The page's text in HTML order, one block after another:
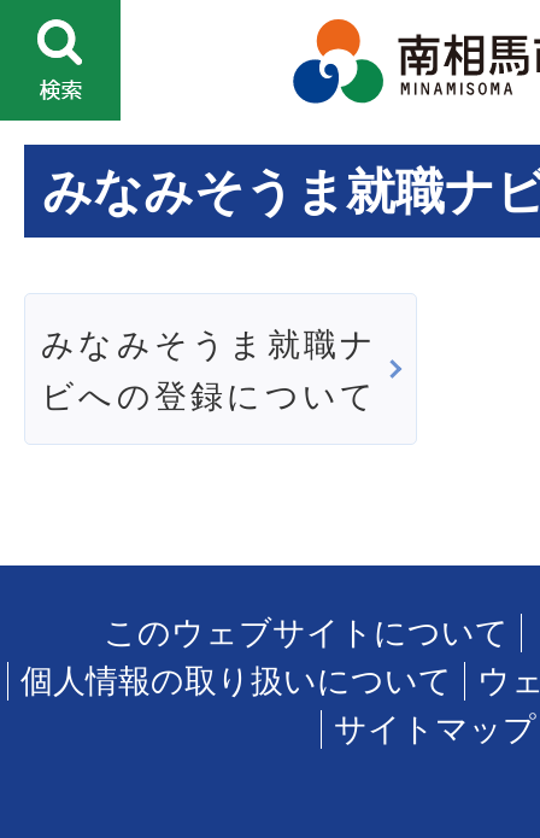
みなみそうま就職ナ
みなみそうま就職ナ
ビへの登録について
このウェブサイトについて
個人情報の取り扱いについて
ウ
サイトマップ